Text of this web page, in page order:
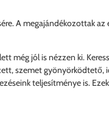
A megajándékozottak
még jól is nézzen ki.
szemet gyönyörködtető,
teljesítménye is.